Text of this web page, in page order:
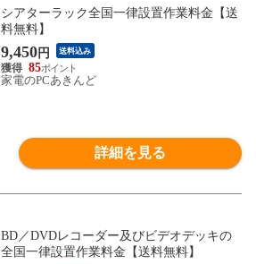
シアターラック全国一律設置作業料金【送
料無料】
9,450円 送料込み
85
家電のPCあきんど
詳細を見る
BD／DVDレコーダー及びビデオデッキの
全国一律設置作業料金【送料無料】